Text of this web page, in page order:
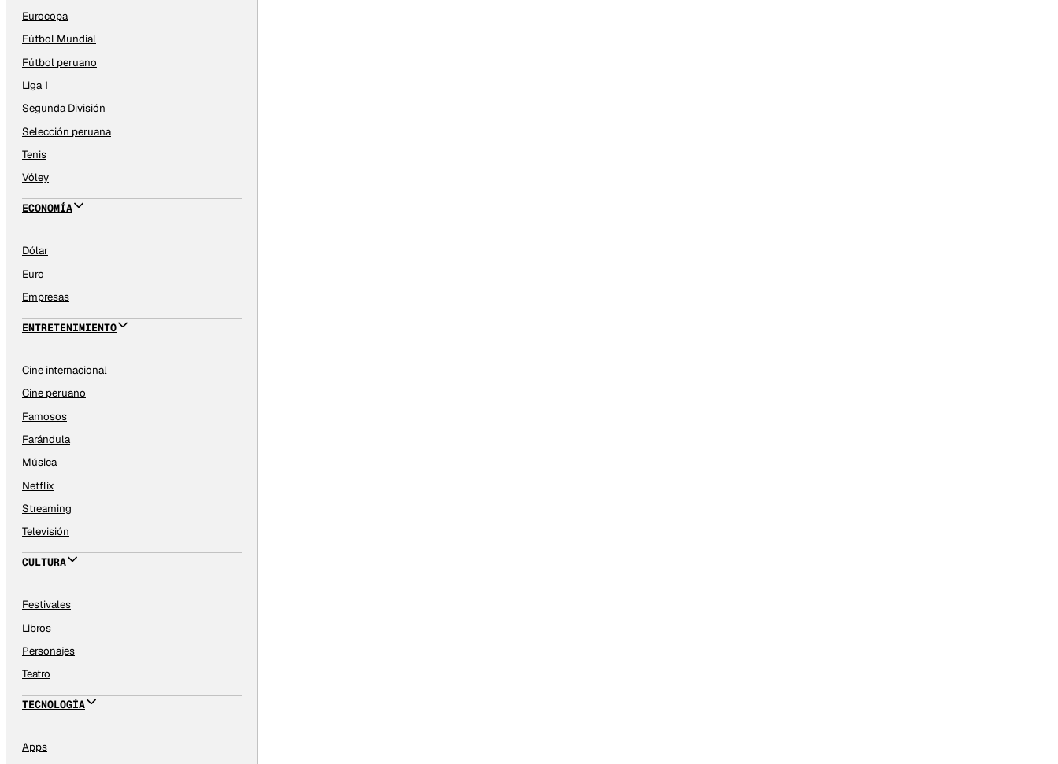
Eurocopa
Fútbol Mundial
Fútbol peruano
Liga 1
Segunda División
Selección peruana
Tenis
Vóley
ECONOMÍA
Dólar
Euro
Empresas
ENTRETENIMIENTO
Cine internacional
Cine peruano
Famosos
Farándula
Música
Netflix
Streaming
Televisión
CULTURA
Festivales
Libros
Personajes
Teatro
TECNOLOGÍA
Apps